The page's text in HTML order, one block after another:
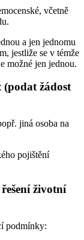
včetně
a jen jednomu
jestliže se v témže
možné jen jednou.
žádost
jiná osoba na
pojištění
životní
podmínky: